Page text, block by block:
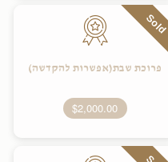
Sold
פרוכת שבת(אפשרות להקדשה)
$2,000.00